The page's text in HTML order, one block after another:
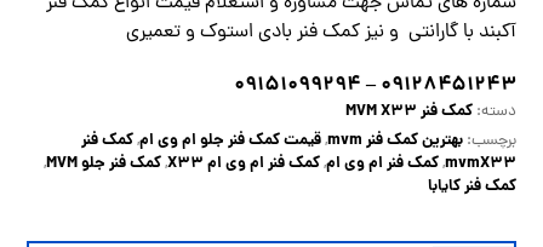
آکبند با گارانتی و نیز کمک فنر بادی استوک و تعمیری
۰۹۱۲۸۴۵۱۲۴۳ – ۰۹۱۵۱۰۹۹۲۹۴
دسته:کمک فنر MVM X33
برچسب:بهترین کمک فنر mvm ,قیمت کمک فنر جلو ام وی ام,کمک فنر
mvmX33
,کمک فنر ام وی ام,کمک فنر ام وی ام X33 ,کمک فنر جلو MVM ,
کمک فنر کایابا